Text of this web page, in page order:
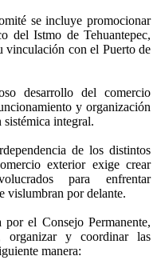
se incluye promocionar
del Istmo de Tehuantepec,
vinculación con el Puerto de
desarrollo del comercio
y organización
integral.
de los distintos
exterior exige crear
para enfrentar
vislumbran por delante.
el Consejo Permanente,
organizar y coordinar las
manera: